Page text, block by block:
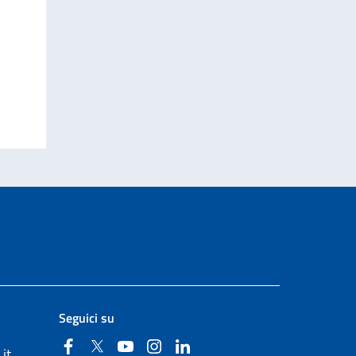
Seguici su
FacebookTwitterYouTubeInstagram